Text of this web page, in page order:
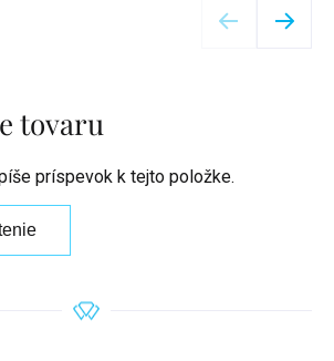
tovaru
príspevok k tejto položke.